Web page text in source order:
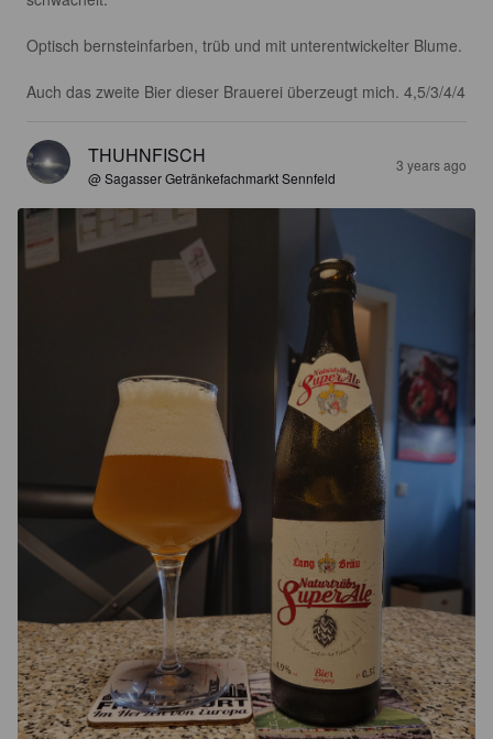
Optisch bernsteinfarben, trüb und mit unterentwickelter Blume.
Auch das zweite Bier dieser Brauerei überzeugt mich. 4,5/3/4/4
THUHNFISCH
@ Sagasser Getränkefachmarkt Sennfeld
3 years ago